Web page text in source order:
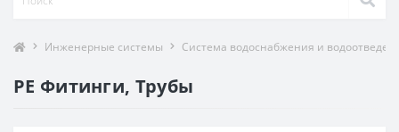
Инженерные системы Система водоснабжения и
PE Фитинги, Трубы